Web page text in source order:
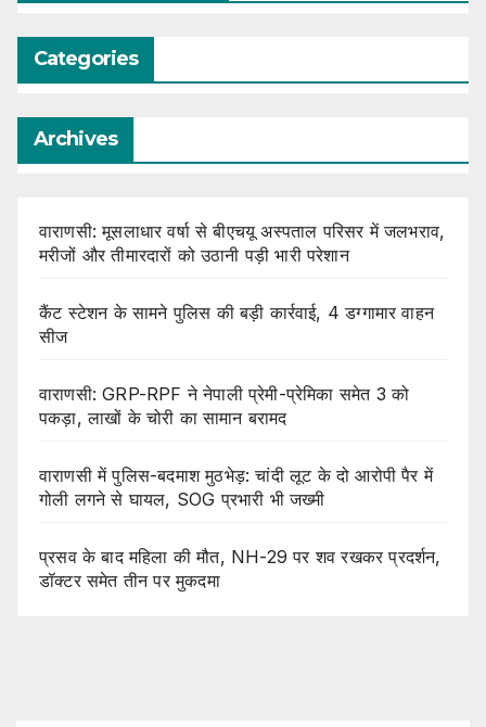
Categories
Archives
वाराणसी: मूसलाधार वर्षा से बीएचयू अस्पताल परिसर में जलभराव,
मरीजों और तीमारदारों को उठानी पड़ी भारी परेशान
कैंट स्टेशन के सामने पुलिस की बड़ी कार्रवाई, 4 डग्गामार वाहन
सीज
वाराणसी: GRP-RPF ने नेपाली प्रेमी-प्रेमिका समेत 3 को
पकड़ा, लाखों के चोरी का सामान बरामद
वाराणसी में पुलिस-बदमाश मुठभेड़: चांदी लूट के दो आरोपी पैर में
गोली लगने से घायल, SOG प्रभारी भी जख्मी
प्रसव के बाद महिला की मौत, NH-29 पर शव रखकर प्रदर्शन,
डॉक्टर समेत तीन पर मुकदमा